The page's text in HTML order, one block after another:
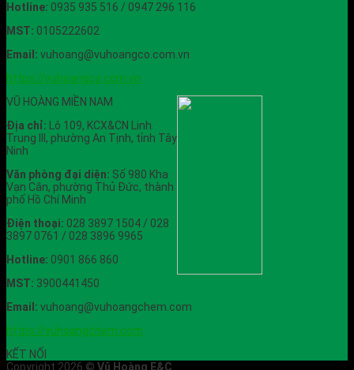
Hotline: 0935 935 516 / 0947 296 116
MST: 0105222602
Email: vuhoang@vuhoangco.com.vn
https://vuhoangco.com.vn
VŨ HOÀNG MIỀN NAM
Địa chỉ: Lô 109, KCX&CN Linh
Trung III, phường An Tịnh, tỉnh Tây
Ninh
Văn phòng đại diện: Số 980 Kha
Vạn Cân, phường Thủ Đức, thành
phố Hồ Chí Minh
Điện thoại: 028 3897 1504 / 028
3897 0761 / 028 3896 9965
Hotline: 0901 866 860
MST: 3900441450
Email: vuhoang@vuhoangchem.com
https://vuhoangchem.com
KẾT NỐI
Copyright 2026 © Vũ Hoàng E&C